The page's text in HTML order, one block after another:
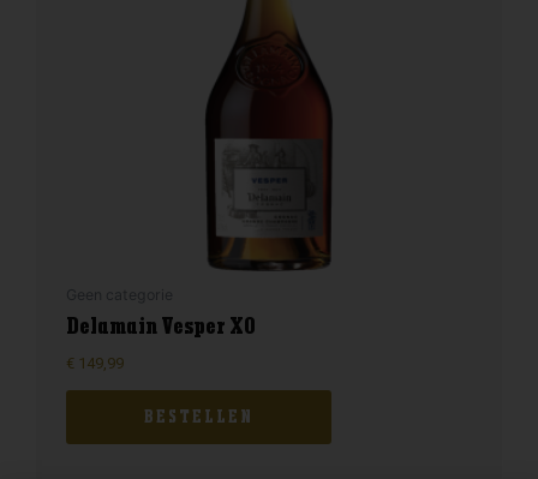
Delamain Vesper XO
€ 149,99
BESTELLEN